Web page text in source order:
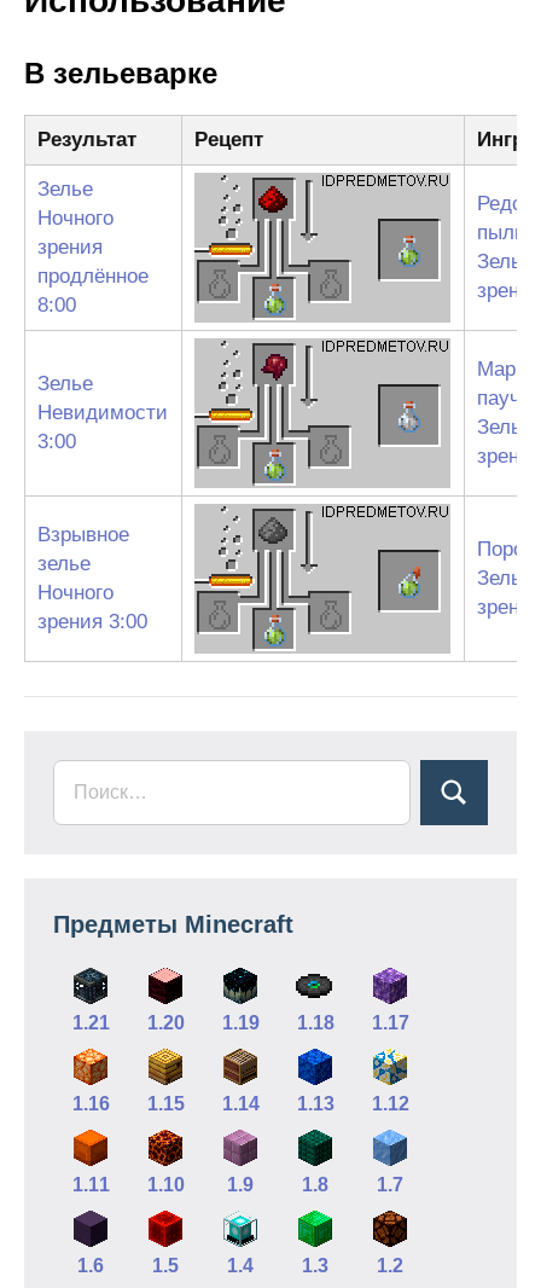
В зельеварке
Результат Рецепт
Зелье
Ночного
зрения
продлённое
8:00
пыль
Зелье
Зелье
Невидимости
3:00
Зелье
Взрывное
зелье
Ночного
зрения 3:00
Порох
Зелье
Предметы Minecraft
1.21 1.20 1.19 1.18 1.17
1.16 1.15 1.14 1.13 1.12
1.11 1.10 1.9 1.8 1.7
1.6 1.5 1.4 1.3 1.2